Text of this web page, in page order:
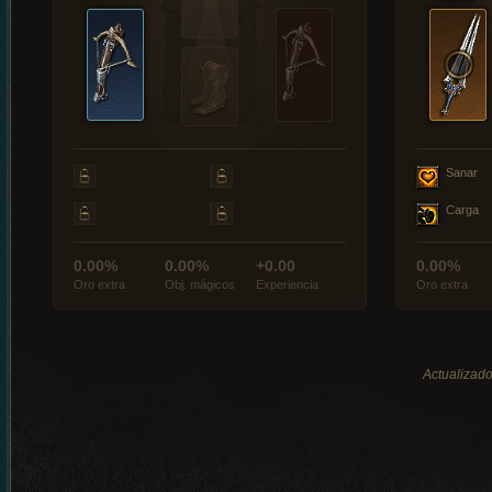
0.00%
Oro extra
0.00%
Obj. mágicos
+0.00
Experiencia
Sanar
Carga
0.00%
Oro extra